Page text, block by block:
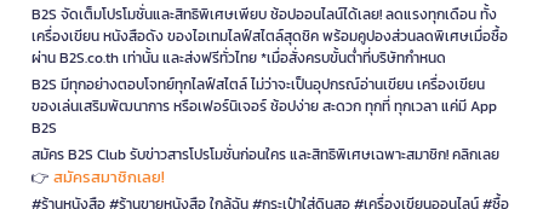
B2S จัดเต็มโปรโมชั่นและสิทธิพิเศษเพียบ ช้อปออนไลน์ได้เลย! ลดแรงทุกเดือน ทั้ง
เครื่องเขียน หนังสือดัง ของไอเทมไลฟ์สไตล์สุดชิค พร้อมคูปองส่วนลดพิเศษเมื่อซื้อ
ผ่าน B2S.co.th เท่านั้น และส่งฟรีทั่วไทย *เมื่อสั่งครบขั้นต่ำที่บริษัทกำหนด
B2S มีทุกอย่างตอบโจทย์ทุกไลฟ์สไตล์ ไม่ว่าจะเป็นอุปกรณ์อ่านเขียน เครื่องเขียน
ของเล่นเสริมพัฒนาการ หรือเฟอร์นิเจอร์ ช้อปง่าย สะดวก ทุกที่ ทุกเวลา แค่มี App
B2S
สมัคร B2S Club รับข่าวสารโปรโมชั่นก่อนใคร และสิทธิพิเศษเฉพาะสมาชิก! คลิกเลย
👉 สมัครสมาชิกเลย!
#ร้านหนังสือ #ร้านขายหนังสือ ใกล้ฉัน #กระเป๋าใส่ดินสอ #เครื่องเขียนออนไลน์ #ซื้อ